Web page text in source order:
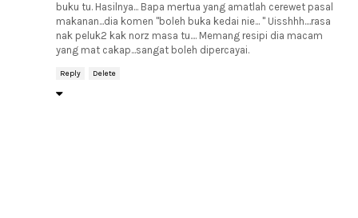
buku tu. Hasilnya... Bapa mertua yang amatlah cerewet pasal
makanan...dia komen "boleh buka kedai nie... " Uisshhh....rasa
nak peluk2 kak norz masa tu.... Memang resipi dia macam
yang mat cakap...sangat boleh dipercayai.
Reply Delete